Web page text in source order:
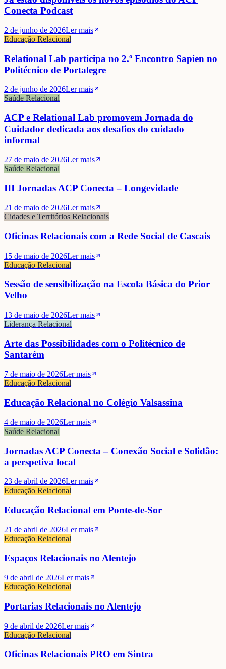
Conecta Podcast
2 de junho de 2026Ler mais
Educação Relacional
Relational Lab participa no 2.º Encontro Sapien no
Politécnico de Portalegre
2 de junho de 2026Ler mais
Saúde Relacional
ACP e Relational Lab promovem Jornada do
Cuidador dedicada aos desafios do cuidado
informal
27 de maio de 2026Ler mais
Saúde Relacional
III Jornadas ACP Conecta – Longevidade
21 de maio de 2026Ler mais
Cidades e Territórios Relacionais
Oficinas Relacionais com a Rede Social de Cascais
15 de maio de 2026Ler mais
Educação Relacional
Sessão de sensibilização na Escola Básica do Prior
Velho
13 de maio de 2026Ler mais
Liderança Relacional
Arte das Possibilidades com o Politécnico de
Santarém
7 de maio de 2026Ler mais
Educação Relacional
Educação Relacional no Colégio Valsassina
4 de maio de 2026Ler mais
Saúde Relacional
Jornadas ACP Conecta – Conexão Social e Solidão:
a perspetiva local
23 de abril de 2026Ler mais
Educação Relacional
Educação Relacional em Ponte-de-Sor
21 de abril de 2026Ler mais
Educação Relacional
Espaços Relacionais no Alentejo
9 de abril de 2026Ler mais
Educação Relacional
Portarias Relacionais no Alentejo
9 de abril de 2026Ler mais
Educação Relacional
Oficinas Relacionais PRO em Sintra